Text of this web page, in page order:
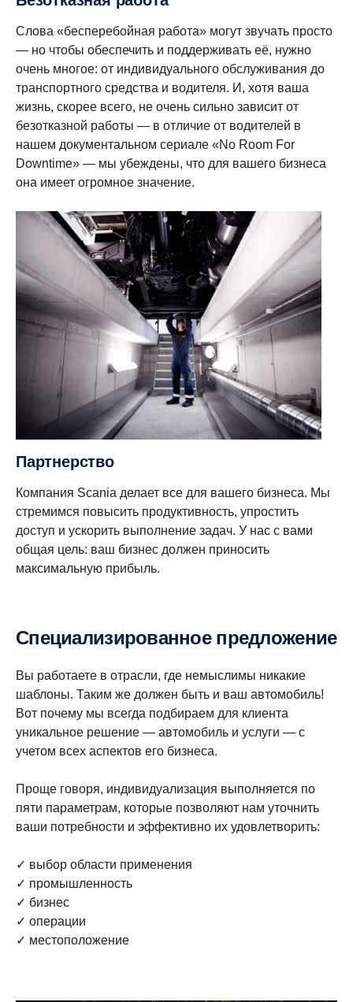
Слова «бесперебойная работа» могут звучать просто
— но чтобы обеспечить и поддерживать её, нужно
очень многое: от индивидуального обслуживания до
транспортного средства и водителя. И, хотя ваша
жизнь, скорее всего, не очень сильно зависит от
безотказной работы — в отличие от водителей в
нашем документальном сериале «No Room For
Downtime» — мы убеждены, что для вашего бизнеса
она имеет огромное значение.
Партнерство
Компания Scania делает все для вашего бизнеса. Мы
стремимся повысить продуктивность, упростить
доступ и ускорить выполнение задач. У нас с вами
общая цель: ваш бизнес должен приносить
максимальную прибыль.
Специализированное предложение
Вы работаете в отрасли, где немыслимы никакие
шаблоны. Таким же должен быть и ваш автомобиль!
Вот почему мы всегда подбираем для клиента
уникальное решение — автомобиль и услуги — с
учетом всех аспектов его бизнеса.
Проще говоря, индивидуализация выполняется по
пяти параметрам, которые позволяют нам уточнить
ваши потребности и эффективно их удовлетворить:
✓ выбор области применения
✓ промышленность
✓ бизнес
✓ операции
✓ местоположение